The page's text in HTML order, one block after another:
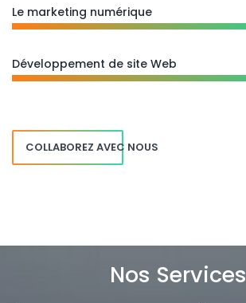
Le marketing numérique
Développement de site Web
COLLABOREZ AVEC NOUS
Nos Services